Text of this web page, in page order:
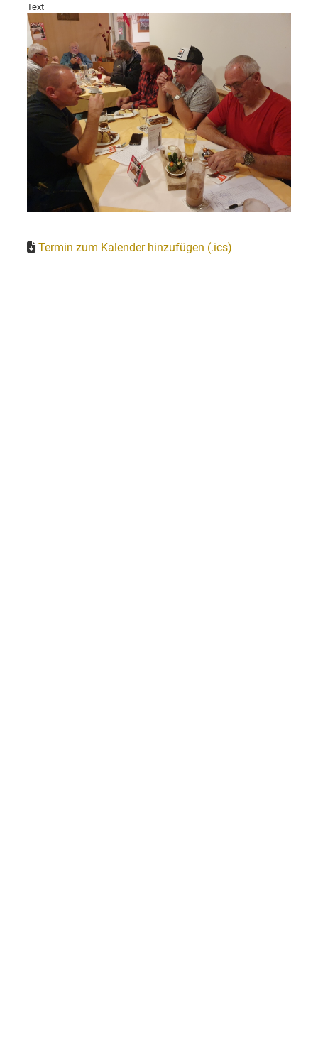
Text
Termin zum Kalender hinzufügen (.ics)